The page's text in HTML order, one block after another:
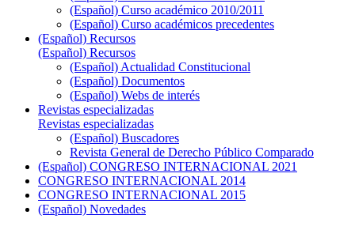
(Español) Curso académico 2010/2011
(Español) Curso académicos precedentes
(Español) Recursos
(Español) Recursos
(Español) Actualidad Constitucional
(Español) Documentos
(Español) Webs de interés
Revistas especializadas
Revistas especializadas
(Español) Buscadores
Revista General de Derecho Público Comparado
(Español) CONGRESO INTERNACIONAL 2021
CONGRESO INTERNACIONAL 2014
CONGRESO INTERNACIONAL 2015
(Español) Novedades